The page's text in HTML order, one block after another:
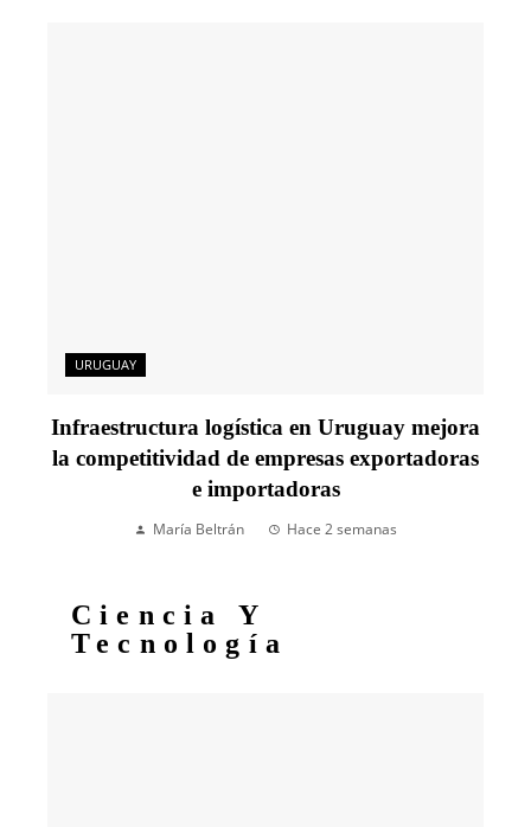
URUGUAY
Infraestructura logística en Uruguay mejora
la competitividad de empresas exportadoras
e importadoras
María Beltrán Hace 2 semanas
Ciencia Y
Tecnología